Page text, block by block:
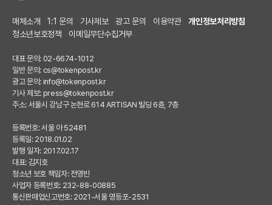
매체소개 1:1 문의 기사제보 광고 문의 이용약관
개인정보처리방침
청소년보호정책
이메일무단수집거부
대표 문의: 02-6674-1012
일반 문의: cs@tokenpost.kr
광고 문의: info@tokenpost.kr
기사 제보: press@tokenpost.kr
주소: 서울시 강남구 논현로 614 ARTISAN 빌딩 6층, 7층
등록번호: 서울 아 52481
등록일: 2018.01.02
발행 일자: 2017.02.17
대표: 김지호
청소년 보호 책임자: 전영빈
사업자 등록번호: 232-88-00885
통신판매업신고번호: 2021-서울 영등포-2531